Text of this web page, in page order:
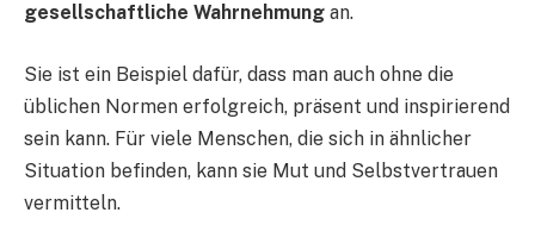
gesellschaftliche Wahrnehmung an.
Sie ist ein Beispiel dafür, dass man auch ohne die
üblichen Normen erfolgreich, präsent und inspirierend
sein kann. Für viele Menschen, die sich in ähnlicher
Situation befinden, kann sie Mut und Selbstvertrauen
vermitteln.